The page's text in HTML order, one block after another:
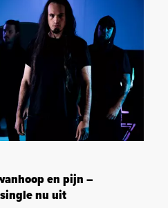
en pijn –
nu uit